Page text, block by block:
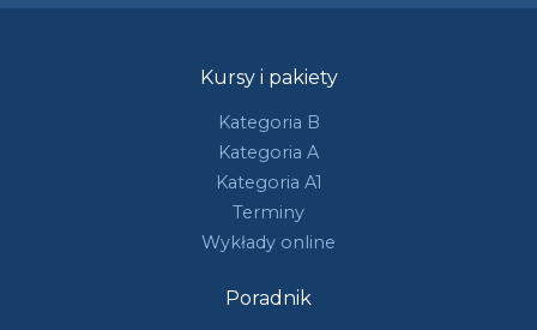
Kursy i pakiety
Kategoria B
Kategoria A
Kategoria A1
Terminy
Wykłady online
Poradnik